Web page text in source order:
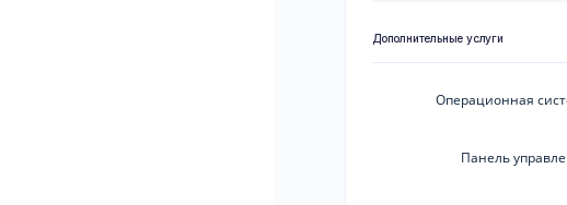
Дополнительные услуги
Операционная
Панель